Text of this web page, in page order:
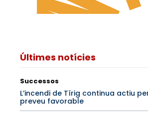
Últimes notícies
Successos
L’incendi de Tírig continua actiu
preveu favorable